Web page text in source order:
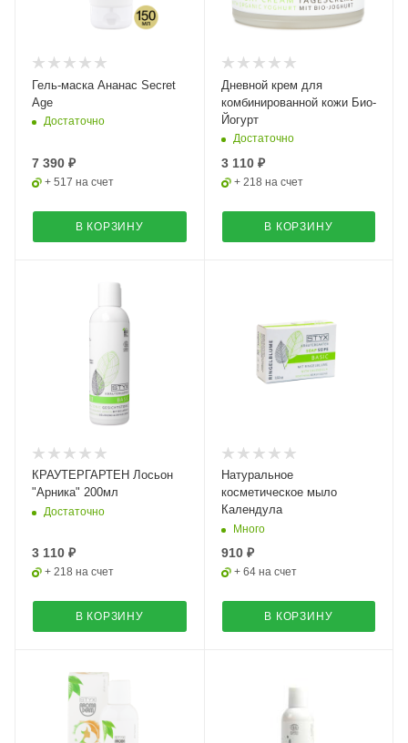
Гель-маска Ананас Secret
Age
Достаточно
7 390 ₽
+ 517 на счет
В КОРЗИНУ
Дневной крем для
комбинированной кожи Био-
Йогурт
Достаточно
3 110 ₽
+ 218 на счет
В КОРЗИНУ
КРАУТЕРГАРТЕН Лосьон
"Арника" 200мл
Достаточно
3 110 ₽
+ 218 на счет
В КОРЗИНУ
Натуральное
косметическое мыло
Календула
Много
910 ₽
+ 64 на счет
В КОРЗИНУ